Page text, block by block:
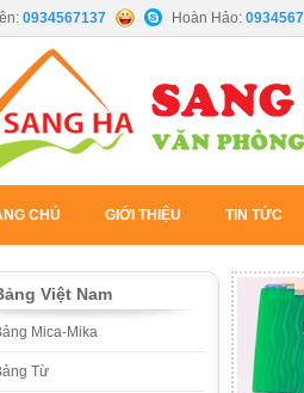
0934567137 Hoàn Hảo:
CHỦ GIỚI THIỆU TIN TỨC
Việt Nam
Mica-Mika
Từ